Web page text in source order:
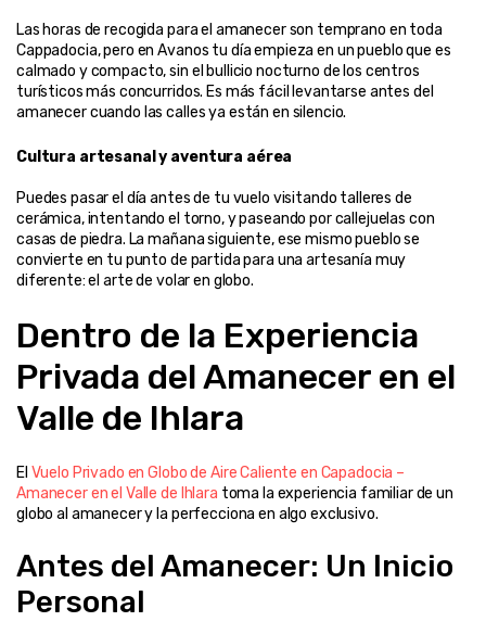
Las horas de recogida para el amanecer son temprano en toda
Cappadocia, pero en Avanos tu día empieza en un pueblo que es
calmado y compacto, sin el bullicio nocturno de los centros
turísticos más concurridos. Es más fácil levantarse antes del
amanecer cuando las calles ya están en silencio.
Cultura artesanal y aventura aérea
Puedes pasar el día antes de tu vuelo visitando talleres de
cerámica, intentando el torno, y paseando por callejuelas con
casas de piedra. La mañana siguiente, ese mismo pueblo se
convierte en tu punto de partida para una artesanía muy
diferente: el arte de volar en globo.
Dentro de la Experiencia
Privada del Amanecer en el
Valle de Ihlara
El Vuelo Privado en Globo de Aire Caliente en Capadocia –
Amanecer en el Valle de Ihlara toma la experiencia familiar de un
globo al amanecer y la perfecciona en algo exclusivo.
Antes del Amanecer: Un Inicio
Personal